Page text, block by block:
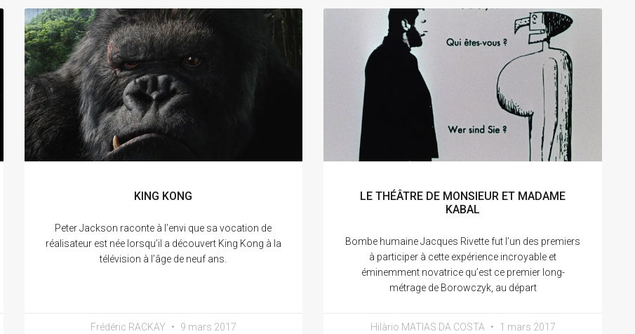
KING KONG
Peter Jackson raconte à l’envi que sa vocation de
réalisateur est née lorsqu’il a découvert King Kong à la
télévision à l’âge de neuf ans.
Frédéric RACKAY 9 mars 2017
LE THÉÂTRE DE MONSIEUR ET MADAME
KABAL
Bombe humaine Jacques Rivette fut l’un des premiers
à participer à cette expérience incroyable et
éminemment novatrice qu’est ce premier long-
métrage de Borowczyk, au départ
Hilàrio MATIAS DA COSTA 1 mars 2017